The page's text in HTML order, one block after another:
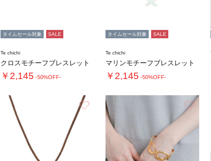
タイムセール対象 SALE
Te chichi
クロスモチーフブレスレット
￥2,145 -50%OFF-
タイムセール対象 SALE
Te chichi
マリンモチーフブレスレット
￥2,145 -50%OFF-
お気に入り お気